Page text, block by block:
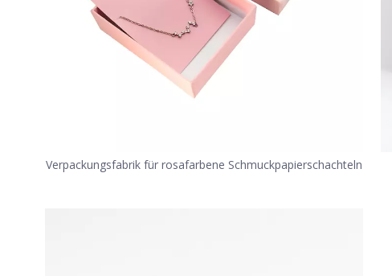
Verpackungsfabrik für rosafarbene Schmuckpapierschachteln